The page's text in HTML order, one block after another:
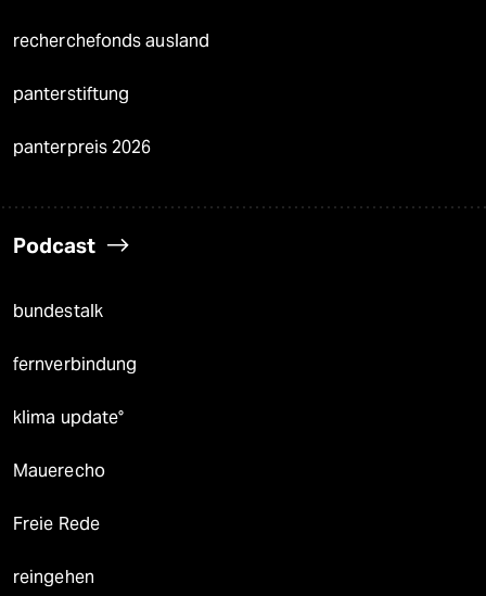
recherchefonds ausland
panterstiftung
panterpreis 2026
Podcast
bundestalk
fernverbindung
klima update°
Mauerecho
Freie Rede
reingehen